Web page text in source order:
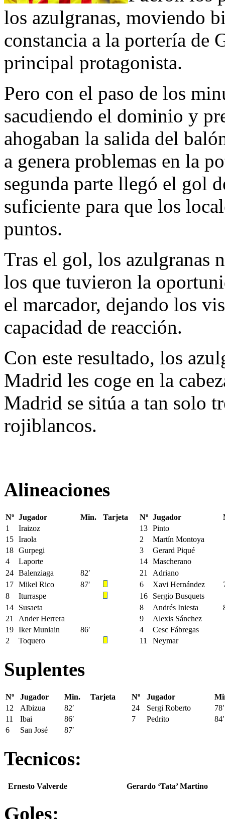
los azulgranas, moviendo
constancia a la portería de
principal protagonista.
Pero con el paso de los
sacudiendo el dominio y
ahogaban la salida del
a genera problemas en la
segunda parte llegó el gol
suficiente para que los
puntos.
Tras el gol, los azulgranas
los que tuvieron la
el marcador, dejando los
capacidad de reacción.
Con este resultado, los
Madrid les coge en la
Madrid se sitúa a tan solo
rojiblancos.
Alineaciones
Nº Jugador Min. Tarjeta Nº Jugador
1
Iraizoz 13 Pinto
15 Iraola 2
Martín Montoya
18 Gurpegi 3
Gerard Piqué
4
Laporte 14 Mascherano
24 Balenziaga 82′ 21
Adriano
17 Mikel Rico 87′ 6 Xavi Hernández
8
Iturraspe 16
Sergio Busquets
14
Susaeta 8 Andrés Iniesta
21
Ander Herrera 9
Alexis Sánchez
19 Iker Muniain 86′ 4
Cesc Fábregas
2
Toquero 11 Neymar
Suplentes
Nº Jugador Min. Tarjeta Nº Jugador
12
Albizua 82′ 24 Sergi Roberto
78′
11
Ibai 86′ 7 Pedrito
84′
6
San José 87′
Tecnicos:
Ernesto Valverde Gerardo ‘Tata’ Martino
Goles: